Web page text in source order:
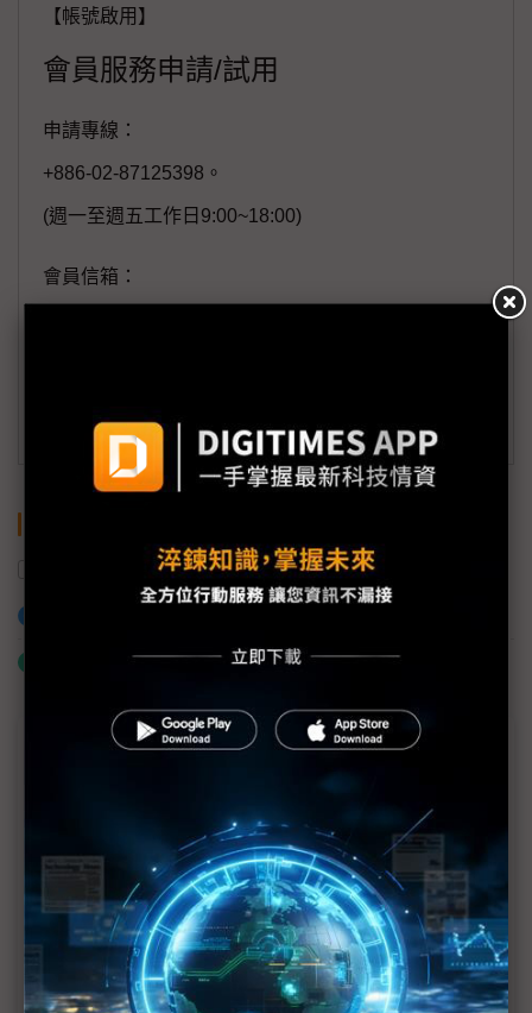
【帳號啟用】
會員服務申請/試用
申請專線：
+886-02-87125398。
(週一至週五工作日9:00~18:00)
會員信箱：
訂閱DIGITIMES 行動版
美國 太陽能 中國
什麼是「關鍵字追蹤」
近７天熱門報導
MLCC訂單過熱、出貨比創高 村田示警全球AI基
2027全年記憶體產能提前售罄 買家「祕而不
宣」只怕買不夠
英特爾EMIB良率達標 聯發科第2代ASIC產品
2028準時量產